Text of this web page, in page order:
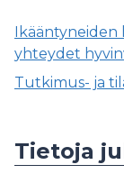
Ikääntyneiden
yhteydet
Tutkimus- ja
Tietoja